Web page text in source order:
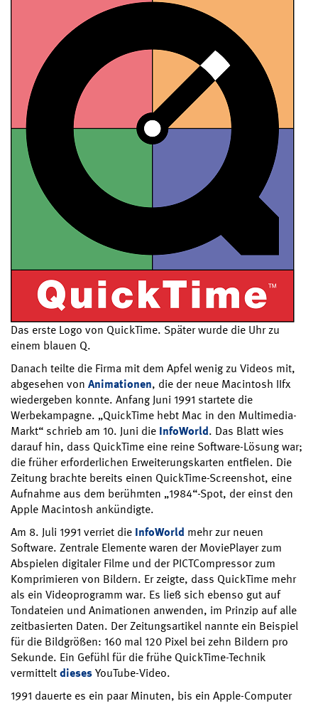
Das erste Logo von QuickTime. Später wurde die Uhr zu
einem blauen Q.
Danach teilte die Firma mit dem Apfel wenig zu Videos mit,
abgesehen von Animationen, die der neue Macintosh IIfx
wiedergeben konnte. Anfang Juni 1991 startete die
Werbekampagne. „QuickTime hebt Mac in den Multimedia-
Markt“ schrieb am 10. Juni die InfoWorld. Das Blatt wies
darauf hin, dass QuickTime eine reine Software-Lösung war;
die früher erforderlichen Erweiterungskarten entfielen. Die
Zeitung brachte bereits einen QuickTime-Screenshot, eine
Aufnahme aus dem berühmten „1984“-Spot, der einst den
Apple Macintosh ankündigte.
Am 8. Juli 1991 verriet die InfoWorld mehr zur neuen
Software. Zentrale Elemente waren der MoviePlayer zum
Abspielen digitaler Filme und der PICTCompressor zum
Komprimieren von Bildern. Er zeigte, dass QuickTime mehr
als ein Videoprogramm war. Es ließ sich ebenso gut auf
Tondateien und Animationen anwenden, im Prinzip auf alle
zeitbasierten Daten. Der Zeitungsartikel nannte ein Beispiel
für die Bildgrößen: 160 mal 120 Pixel bei zehn Bildern pro
Sekunde. Ein Gefühl für die frühe QuickTime-Technik
vermitteltdiesesYouTube-Video.
1991 dauerte es ein paar Minuten, bis ein Apple-Computer